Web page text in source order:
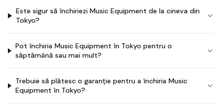
Este sigur să închiriezi Music Equipment de la cineva din
Tokyo?
Pot închiria Music Equipment în Tokyo pentru o
săptămână sau mai mult?
Trebuie să plătesc o garanție pentru a închiria Music
Equipment în Tokyo?